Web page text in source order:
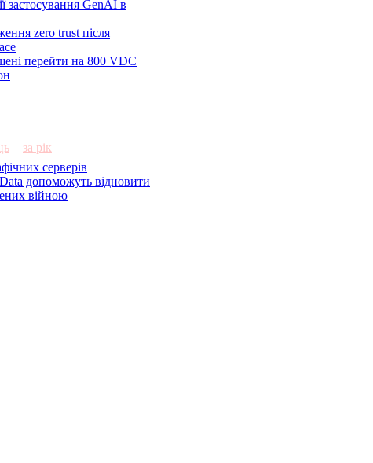
застосування GenAI в
zero trust після
перейти на 800 VDC
за рік
серверів
допоможуть відновити
війною